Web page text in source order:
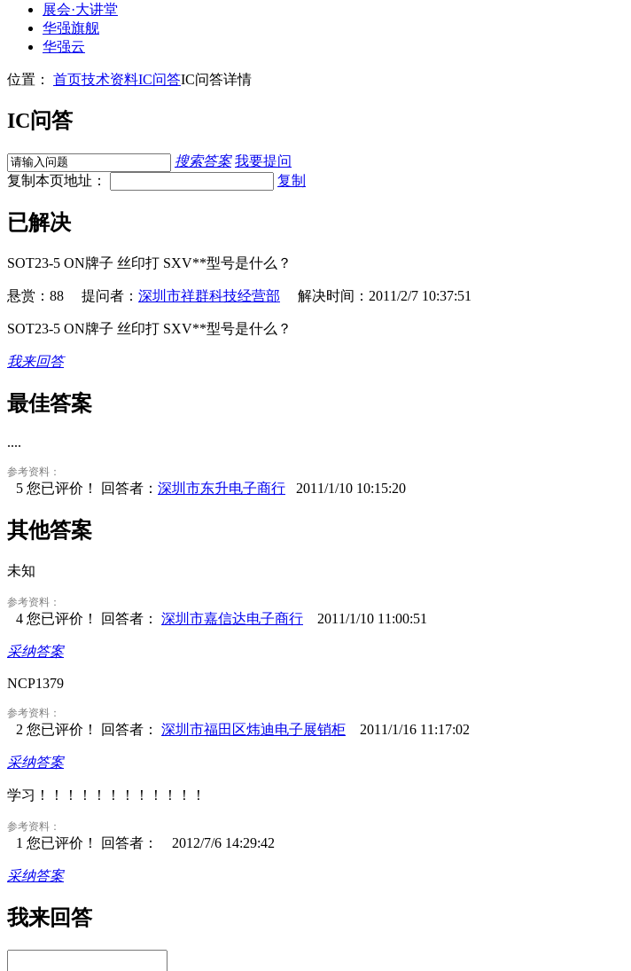
展会·大讲堂
华强旗舰
华强云
位置： 首页技术资料IC问答IC问答详情
IC问答
搜索答案 我要提问
复制本页地址：
复制
已解决
SOT23-5 ON牌子 丝印打 SXV**型号是什么？
悬赏：88 提问者： 深圳市祥群科技经营部 解决时间： 2011/2/7 10:37:51
SOT23-5 ON牌子 丝印打 SXV**型号是什么？
我来回答
最佳答案
....
参考资料：
5 您已评价！ 回答者： 深圳市东升电子商行 2011/1/10 10:15:20
其他答案
未知
参考资料：
4 您已评价！ 回答者： 深圳市嘉信达电子商行 2011/1/10 11:00:51
采纳答案
NCP1379
参考资料：
2 您已评价！ 回答者： 深圳市福田区炜迪电子展销柜 2011/1/16 11:17:02
采纳答案
学习！！！！！！！！！！！！
参考资料：
1 您已评价！ 回答者： 2012/7/6 14:29:42
采纳答案
我来回答